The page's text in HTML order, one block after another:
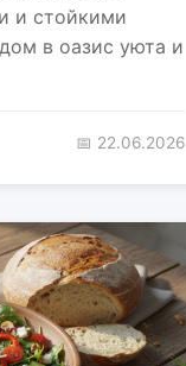
и стойкими
в оазис уюта и
📅 22.06.2026